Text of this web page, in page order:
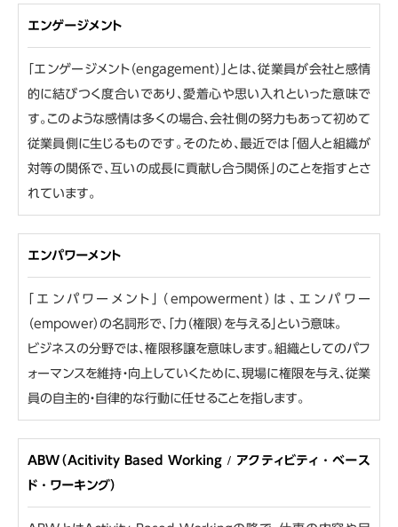
エンゲージメント
「エンゲージメント（engagement）」とは、従業員が会社と感情
的に結びつく度合いであり、愛着心や思い入れといった意味で
す。このような感情は多くの場合、会社側の努力もあって初めて
従業員側に生じるものです。そのため、最近では「個人と組織が
対等の関係で、互いの成長に貢献し合う関係」のことを指すとさ
れています。
エンパワーメント
「エンパワーメント」（empowerment）は、エンパワー
（empower）の名詞形で、「力（権限）を与える」という意味。
ビジネスの分野では、権限移譲を意味します。組織としてのパフ
ォーマンスを維持・向上していくために、現場に権限を与え、従業
員の自主的・自律的な行動に任せることを指します。
ABW（Acitivity Based Working / アクティビティ・ベース
ド・ワーキング）